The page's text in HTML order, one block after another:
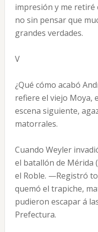
impresión y me retiré
no sin pensar que
grandes verdades.
V
¿Qué cómo acabó
refiere el viejo Moya,
escena siguiente,
matorrales.
Cuando Weyler
el batallón de Mérida
el Roble. —Registró
quemó el trapiche,
pudieron escapar á
Prefectura.